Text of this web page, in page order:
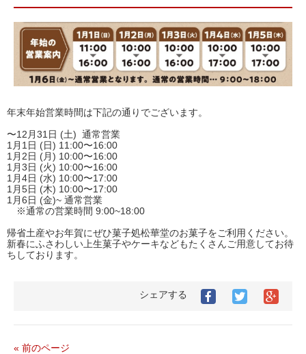
年末年始営業時間は下記の通りでございます。
〜12月31日 (土) 通常営業
1月1日 (日) 11:00〜16:00
1月2日 (月) 10:00〜16:00
1月3日 (火) 10:00〜16:00
1月4日 (水) 10:00〜17:00
1月5日 (木) 10:00〜17:00
1月6日 (金)~ 通常営業
※通常の営業時間 9:00~18:00
帰省土産やお年賀にぜひ菓子処松華堂のお菓子をご利用ください。
新春にふさわしい上生菓子やケーキなどもたくさんご用意してお待
ちしております。
シェアする
Facebook
で
Twitter
で
シ
« 前のページ